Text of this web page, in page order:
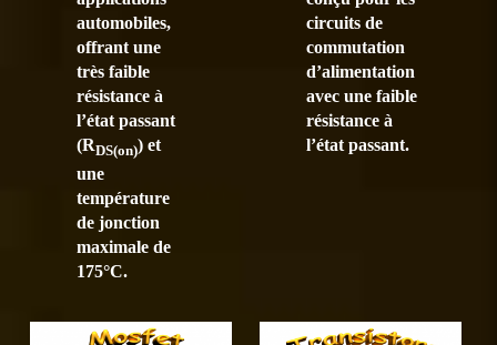
automobiles,
offrant une
très faible
résistance à
l’état passant
(RDS(on)) et
une
température
de jonction
maximale de
175°C.
circuits de
commutation
d’alimentation
avec une faible
résistance à
l’état passant.